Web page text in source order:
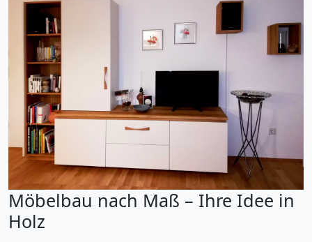
Möbelbau nach Maß – Ihre Idee in
Holz